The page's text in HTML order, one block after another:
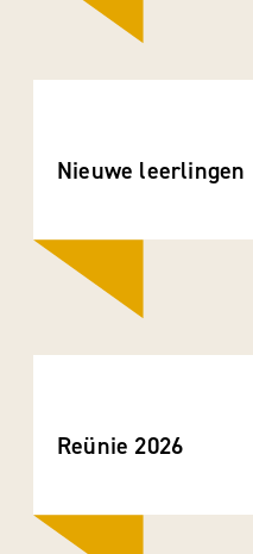
Nieuwe leerlingen
Reünie 2026